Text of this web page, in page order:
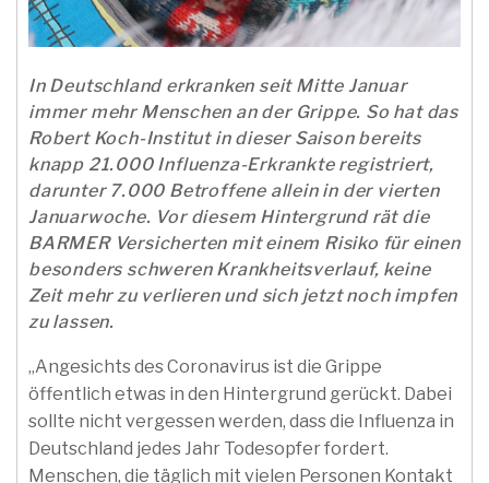
In Deutschland erkranken seit Mitte Januar
immer mehr Menschen an der Grippe. So hat das
Robert Koch-Institut in dieser Saison bereits
knapp 21.000 Influenza-Erkrankte registriert,
darunter 7.000 Betroffene allein in der vierten
Januarwoche. Vor diesem Hintergrund rät die
BARMER Versicherten mit einem Risiko für einen
besonders schweren Krankheitsverlauf, keine
Zeit mehr zu verlieren und sich jetzt noch impfen
zu lassen.
„Angesichts des Coronavirus ist die Grippe
öffentlich etwas in den Hintergrund gerückt. Dabei
sollte nicht vergessen werden, dass die Influenza in
Deutschland jedes Jahr Todesopfer fordert.
Menschen, die täglich mit vielen Personen Kontakt